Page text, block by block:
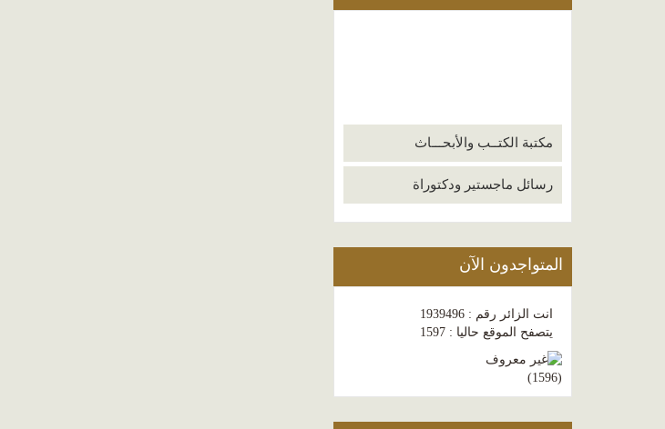
مكتبة الكتــب والأبحـــاث
رسائل ماجستير ودكتوراة
المتواجدون الآن
انت الزائر رقم : 1939496
يتصفح الموقع حاليا : 1597
(
1596
)